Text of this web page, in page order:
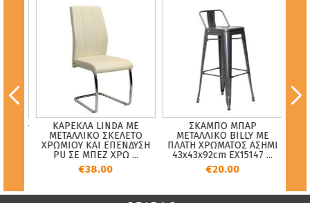
ΚΑΡΕΚΛΑ LINDA ΜΕ
ΜΕΤΑΛΛΙΚΟ ΣΚΕΛΕΤΟ
ΧΡΩΜΙΟΥ ΚΑΙ ΕΠΕΝΔΥΣΗ
PU ΣΕ ΜΠΕΖ ΧΡΩ ...
€38.00
ΣΚΑΜΠΟ ΜΠΑΡ
ΜΕΤΑΛΛΙΚΟ BILLY ΜΕ
ΠΛΑΤΗ ΧΡΩΜΑΤΟΣ ΑΣΗΜΙ
43x43x92cm EX15147 ...
€20.00